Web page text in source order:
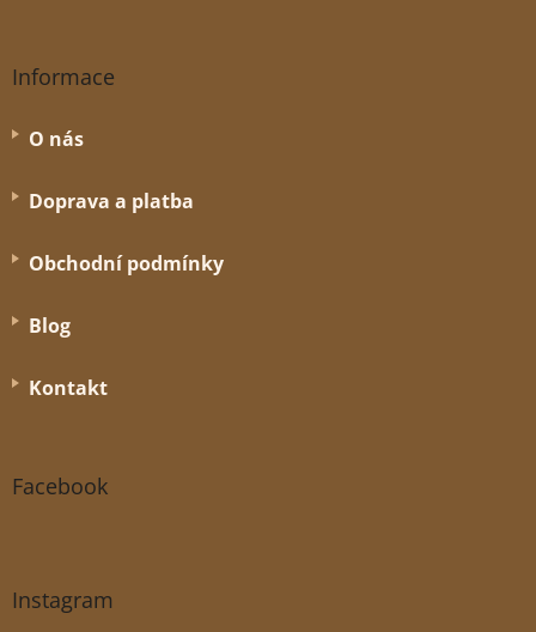
Informace
O nás
Doprava a platba
Obchodní podmínky
Blog
Kontakt
Facebook
Instagram